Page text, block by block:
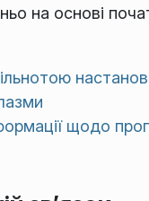
на основі
щодо